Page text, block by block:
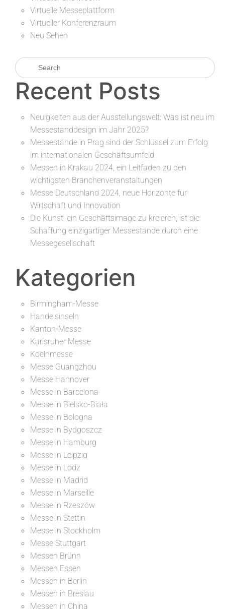
Virtuelle Messeplattform
Virtueller Konferenzraum
Neu Sehen
Recent Posts
Neuigkeiten aus der Ausstellungswelt: Was ist neu im
Messestanddesign im Jahr 2025?
Messestände in Prag sind der Schlüssel zum Erfolg
im internationalen Geschäftsumfeld
Messen in Krakau 2024, ein Leitfaden zu den
wichtigsten Branchenveranstaltungen
Messe Deutschland 2024, neue Horizonte für
Wirtschaft und Innovation
Die Kunst, ein Geschäftsimage zu kreieren, ist die
Schaffung einzigartiger Messestände durch eine
Messegesellschaft
Kategorien
Birmingham-Messe
Handelsinseln
Kanton-Messe
Karlsruher Messe
Koelnmesse
Messe Guangzhou
Messe Hannover
Messe in Barcelona
Messe in Bielsko-Biała
Messe in Bologna
Messe in Bydgoszcz
Messe in Hamburg
Messe in Leipzig
Messe in Lodz
Messe in Madrid
Messe in Marseille
Messe in Rzeszów
Messe in Stettin
Messe in Stockholm
Messe Stuttgart
Messen Brünn
Messen Essen
Messen in Berlin
Messen in Breslau
Messen in China